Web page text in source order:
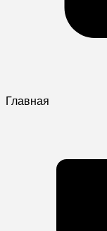
Главная